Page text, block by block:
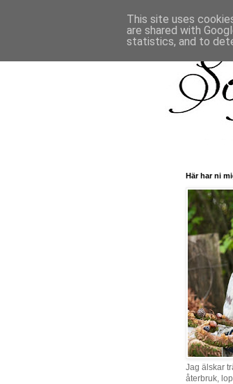
Här har ni
Jag älskar
återbruk,
This site uses
are shared with
statistics, and to